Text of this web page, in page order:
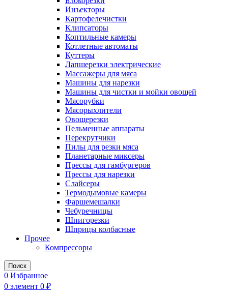
Инъекторы
Картофелечистки
Клипсаторы
Коптильные камеры
Котлетные автоматы
Куттеры
Лапшерезки электрические
Массажеры для мяса
Машины для нарезки
Машины для чистки и мойки овощей
Мясорубки
Мясорыхлители
Овощерезки
Пельменные аппараты
Перекрутчики
Пилы для резки мяса
Планетарные миксеры
Прессы для гамбургеров
Прессы для нарезки
Слайсеры
Термодымовые камеры
Фаршемешалки
Чебуречницы
Шпигорезки
Шприцы колбасные
Прочее
Компрессоры
Поиск
0 Избранное
0 элемент 0 ₽